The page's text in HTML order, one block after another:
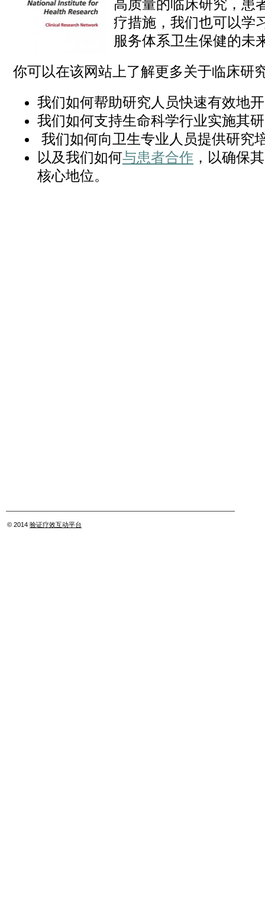
高质量的临床研究，患
疗措施，我们也可以学
服务体系卫生保健的未
你可以在该网站上了解更多关于临床研
我们如何帮助研究人员快速有效地
我们如何支持生命科学行业实施其
我们如何向卫生专业人员提供研究
以及我们如何与患者合作 ，以确保
核心地位。
© 2014 验证疗效互动平台